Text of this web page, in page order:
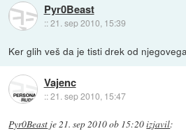
Pyr0Beast
::21. sep 2010, 15:39
Ker glih veš da je tisti drek od
Vajenc
::21. sep 2010, 15:47
Pyr0Beast je21. sep 2010 ob 15:20izjavil: